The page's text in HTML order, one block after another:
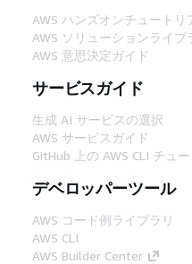
AWS ハンズオンチュートリ
AWS ソリューションライブ
AWS 意思決定ガイド
サービスガイド
生成 AI サービスの選択
AWS サービスガイド
GitHub 上の AWS CLI チュ
デベロッパーツール
AWS コード例ライブラリ
AWS CLI
AWS Builder Center